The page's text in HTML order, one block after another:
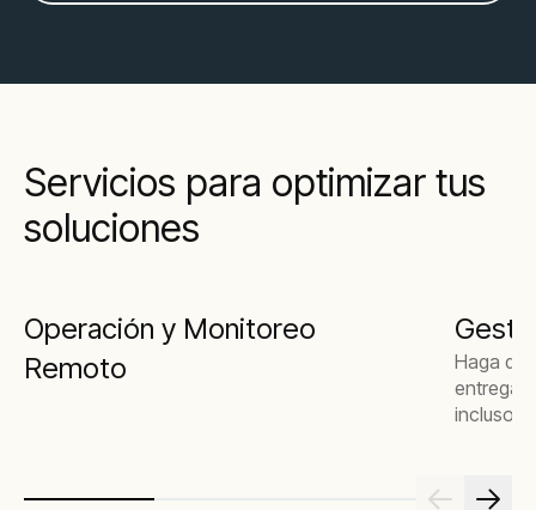
Servicios para optimizar tus
soluciones
Operación y Monitoreo
Remoto
Haga
entrega
incluso